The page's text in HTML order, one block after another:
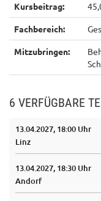
Kursbeitrag:
Fachbereich:
Mitzubringen:
6 VERFÜGBARE
13.04.2027, 18:00 Uhr
Linz
13.04.2027, 18:30 Uhr
Andorf